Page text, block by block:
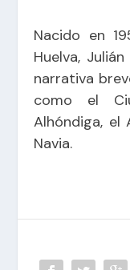
Nacido en
Huelva,
narrativa
como el
Alhóndiga,
Navia.